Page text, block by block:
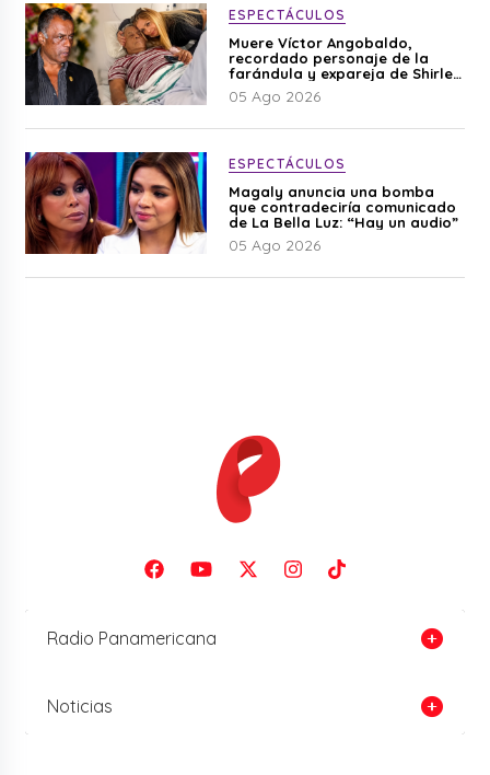
ESPECTÁCULOS
Muere Víctor Angobaldo,
recordado personaje de la
farándula y expareja de Shirley
Cherres
05 Ago 2026
ESPECTÁCULOS
Magaly anuncia una bomba
que contradeciría comunicado
de La Bella Luz: “Hay un audio”
05 Ago 2026
Radio Panamericana
Noticias